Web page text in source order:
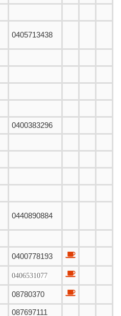
0405713438
0400383296
0440890884
0400778193
0406531077
08780370
087697111